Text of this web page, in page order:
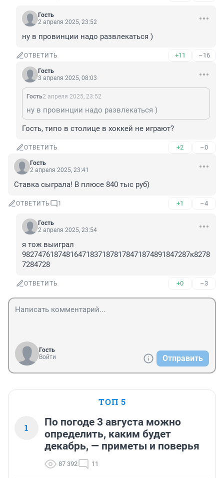
Гость
2 апреля 2025, 23:52
ну в провинции надо развлекаться )
ОТВЕТИТЬ +11 –16
Гость
3 апреля 2025, 08:03
Гость2 апреля 2025, 23:52
ну в провинции надо развлекаться )
Гость, типо в столице в хоккей не играют?
ОТВЕТИТЬ +2 –0
Гость
2 апреля 2025, 23:41
Ставка сыграла! В плюсе 840 тыс руб)
ОТВЕТИТЬ 1 +1 –4
Гость
2 апреля 2025, 23:54
я тож выиграл
982747618748164718371878178471874891847287к8278
7284728
ОТВЕТИТЬ +0 –3
Гость
Войти
Отправить
ТОП 5
1
По погоде 3 августа можно
определить, каким будет
декабрь, — приметы и поверья
87 392 11